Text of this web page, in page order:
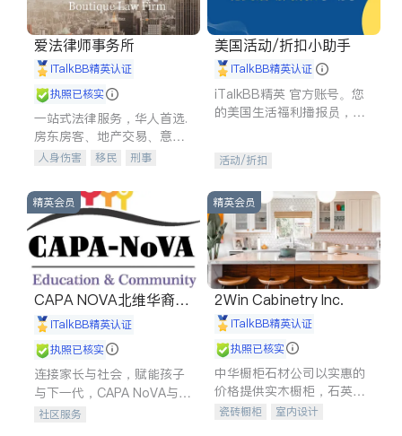
爱法律师事务所
iTalkBB精英认证
执照已核实
一站式法律服务，华人首选.
房东房客、地产交易、意外
伤害、车祸重伤、商业诉
建筑合同、刑事案件全包办
人身伤害 移民
刑事
信托/遗嘱
商业
索赔
律师-其它 保释
美国活动/折扣小助手
iTalkBB精英认证
iTalkBB精英 官方账号。您
的美国生活福利播报员，精
专属福利。
活动/折扣
精英会员
CAPA NOVA北维华裔家
长会iTalkBB精英认证
执照已核实
连接家长与社会，赋能孩子
与下一代，CAPA NoVA与您
携手建设包容、公平、充满
社区服务
精英会员
2Win Cabinetry Inc.
iTalkBB精英认证
执照已核实
中华橱柜石材公司以实惠的
价格提供实木橱柜，石英石
台面，多种优质不锈钢水
瓷砖橱柜
室内设计